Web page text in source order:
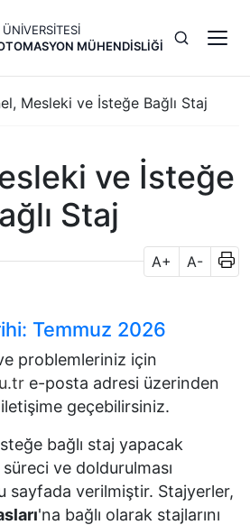
MÜHENDISLIĞI
Mesleki ve İsteğe Bağlı Staj
ve İsteğe
Staj
A+ A-
Temmuz 2026
problemleriniz için
e-posta adresi üzerinden
geçebilirsiniz.
bağlı staj yapacak
ve doldurulması
sayfada verilmiştir. Stajyerler,
'na bağlı olarak stajlarını